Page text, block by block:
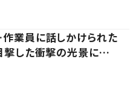
業員に話しかけられた
撃した衝撃の光景に…